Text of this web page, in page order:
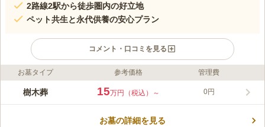
2路線2駅から徒歩圏内の好立地
ペット共生と永代供養の安心プラン
コメント・口コミを見る
ライフドット編集部のコメント
約400年の歴史を持つ光円寺の境内にオープン予定の樹木葬墓地
です。50種類以上の植栽が彩る華やかな区画で、1～4人まで一
かからず、家族に負担を残しません。合葬墓「紅葉の碑」、個別
お墓タイプ 参考価格 管理費
樹木葬 15万円（税込）～ 0円
お墓の詳細を見る